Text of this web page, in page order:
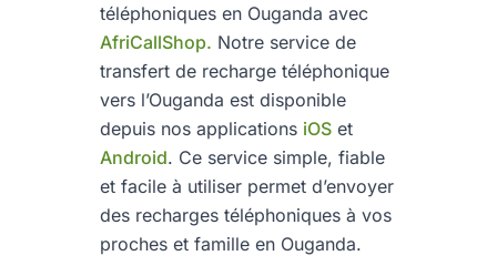
téléphoniques en Ouganda avec
AfriCallShop. Notre service de
transfert de recharge téléphonique
vers l’Ouganda est disponible
depuis nos applications iOS et
Android. Ce service simple, fiable
et facile à utiliser permet d’envoyer
des recharges téléphoniques à vos
proches et famille en Ouganda.